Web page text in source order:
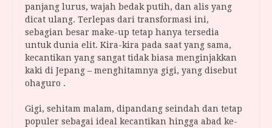
panjang lurus, wajah bedak putih, dan alis yang
dicat ulang. Terlepas dari transformasi ini,
sebagian besar make-up tetap hanya tersedia
untuk dunia elit. Kira-kira pada saat yang sama,
kecantikan yang sangat tidak biasa menginjakkan
kaki di Jepang – menghitamnya gigi, yang disebut
ohaguro .
Gigi, sehitam malam, dipandang seindah dan tetap
populer sebagai ideal kecantikan hingga abad ke-